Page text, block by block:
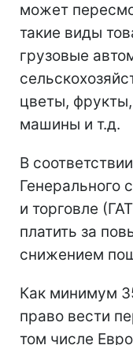
может
такие виды
грузовые
цветы,
машины и т.д.
В
Генерального
и торговле
платить за
снижением
Как минимум
право вести
том числе